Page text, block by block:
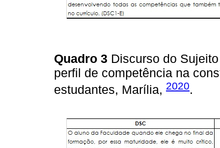
Quadro 3 Discurso do
perfil de competência na
estudantes, Marília, 2020.